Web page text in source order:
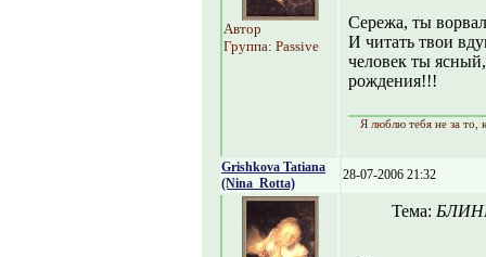
Автор
Группа: Passive
Сережа, ты
И читать твои
человек ты
рождения!!!
Я люблю тебя не за то,
Grishkova Tatiana
(Nina_Rotta)
28-07-2006 21:32
Тема: